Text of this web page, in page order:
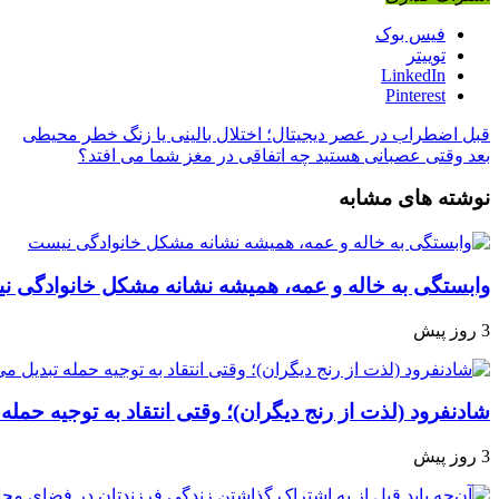
فیس بوک
توییتر
LinkedIn
Pinterest
قبل اضطراب در عصر دیجیتال؛ اختلال بالینی یا زنگ خطر محیطی
بعد وقتی عصبانی هستید چه اتفاقی در مغز شما می‌ افتد؟
نوشته های مشابه
وابستگی به خاله و عمه، همیشه نشانه مشکل خانوادگی
3 روز پیش
شادنفرود (لذت از رنج دیگران)؛ وقتی انتقاد به توجیه
3 روز پیش